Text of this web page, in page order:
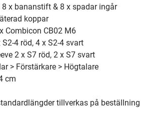
8 x bananstift & 8 x spadar ingår
koppar
Combicon CB02 M6
4 röd, 4 x S2-4 svart
2 x S7 röd, 2 x S7 svart
> Förstärkare > Högtalare
cm
tillverkas på beställning